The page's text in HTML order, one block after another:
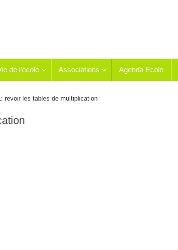
de l’école Associations Agenda Ecole
revoir les tables de multiplication